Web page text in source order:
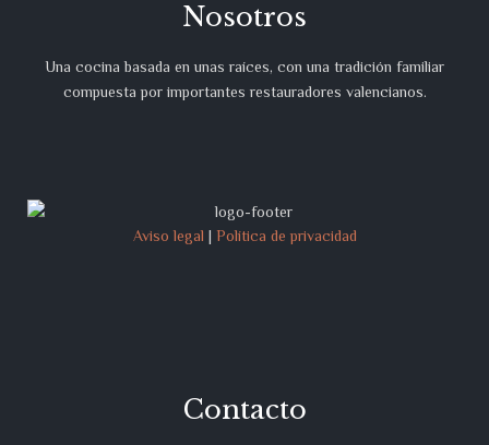
Nosotros
Una cocina basada en unas raíces, con una tradición familiar
compuesta por importantes restauradores valencianos.
Aviso legal | Política de privacidad
Contacto